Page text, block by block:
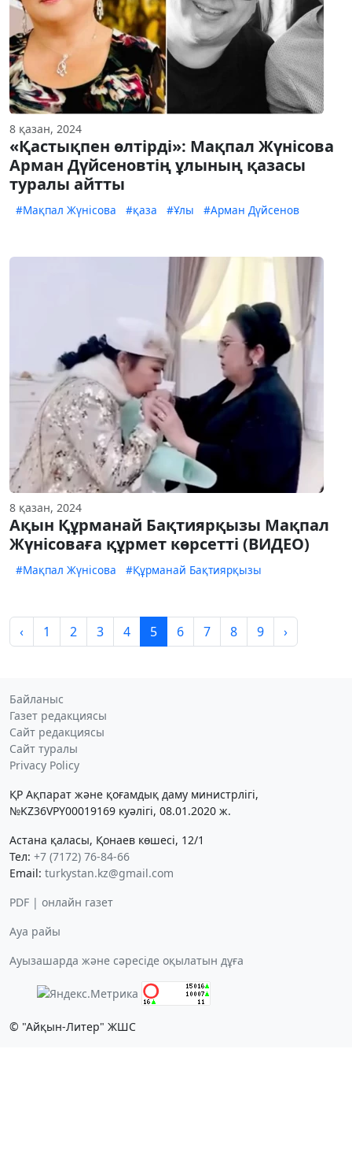
8 қазан, 2024
«Қастықпен өлтірді»: Мақпал Жүнісова
Арман Дүйсеновтің ұлының қазасы
туралы айтты
#Мақпал Жүнісова #қаза #Ұлы #Арман Дүйсенов
8 қазан, 2024
Ақын Құрманай Бақтиярқызы Мақпал
Жүнісоваға құрмет көрсетті (ВИДЕО)
#Мақпал Жүнісова #Құрманай Бақтиярқызы
‹ 1 2 3 4 5 6 7 8 9 ›
Байланыс
Газет редакциясы
Сайт редакциясы
Сайт туралы
Privacy Policy
ҚР Ақпарат және қоғамдық даму министрлігі,
№KZ36VPY00019169 куәлігі, 08.01.2020 ж.
Астана қаласы, Қонаев көшесі, 12/1
Тел: +7 (7172) 76-84-66
Email: turkystan.kz@gmail.com
PDF | онлайн газет
Ауа райы
Ауызашарда және сәресіде оқылатын дұға
© "Айқын-Литер" ЖШС